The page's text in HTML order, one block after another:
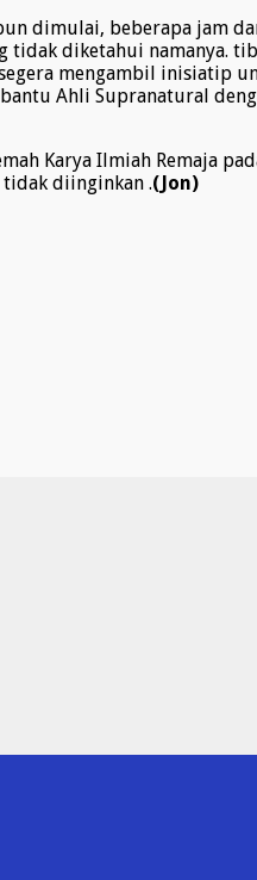
dimulai, beberapa jam
diketahui namanya.
mengambil inisiatip
Ahli Supranatural
Karya Ilmiah Remaja
diinginkan .(Jon)